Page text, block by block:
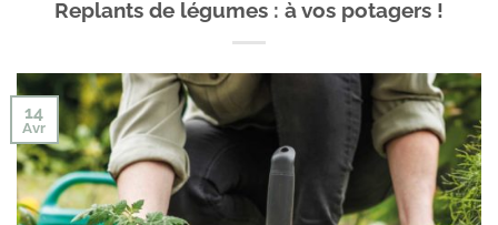
Replants de légumes : à vos potagers !
14
Avr